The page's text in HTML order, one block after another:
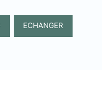
ECHANGER